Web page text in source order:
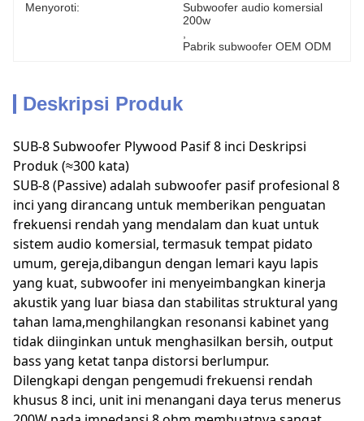
Menyoroti:
Subwoofer audio komersial
200w
Pabrik subwoofer OEM ODM
Deskripsi Produk
SUB-8 Subwoofer Plywood Pasif 8 inci Deskripsi
Produk (≈300 kata)
SUB-8 (Passive) adalah subwoofer pasif profesional 8
inci yang dirancang untuk memberikan penguatan
frekuensi rendah yang mendalam dan kuat untuk
sistem audio komersial, termasuk tempat pidato
umum, gereja,dibangun dengan lemari kayu lapis
yang kuat, subwoofer ini menyeimbangkan kinerja
akustik yang luar biasa dan stabilitas struktural yang
tahan lama,menghilangkan resonansi kabinet yang
tidak diinginkan untuk menghasilkan bersih, output
bass yang ketat tanpa distorsi berlumpur.
Dilengkapi dengan pengemudi frekuensi rendah
khusus 8 inci, unit ini menangani daya terus menerus